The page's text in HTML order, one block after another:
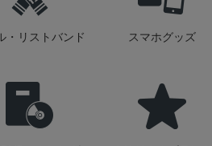
・リストバンド スマホグッズ